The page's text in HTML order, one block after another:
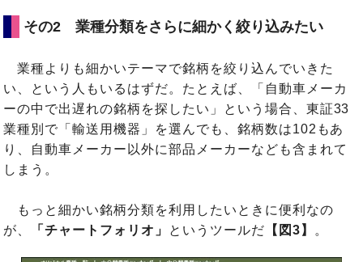
その2 業種分類をさらに細かく絞り込みたい
業種よりも細かいテーマで銘柄を絞り込んでいきた
い、という人もいるはずだ。たとえば、「自動車メーカ
ーの中で出遅れの銘柄を探したい」という場合、東証33
業種別で「輸送用機器」を選んでも、銘柄数は102もあ
り、自動車メーカー以外に部品メーカーなども含まれて
しまう。
もっと細かい銘柄分類を利用したいときに便利なの
が、
「チャートフォリオ」 というツールだ 【図3】 。